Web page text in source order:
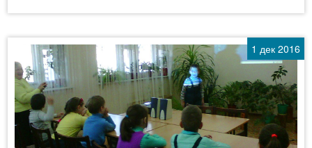
1 дек 2016